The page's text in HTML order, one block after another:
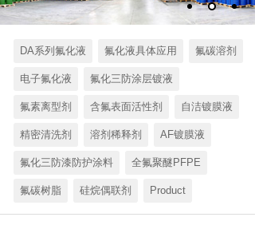
DA系列氟化液 氟化液具体应用 氟碳溶剂
电子氟化液 氟化三防涂层镀液
氟素离型剂 含氟表面活性剂 自洁镀膜液
精密清洗剂 溶剂稀释剂 AF镀膜液
氟化三防漆防护涂料 全氟聚醚PFPE
氟碳树脂 硅烷偶联剂 Product